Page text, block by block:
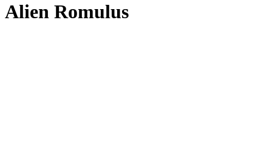
Alien Romulus